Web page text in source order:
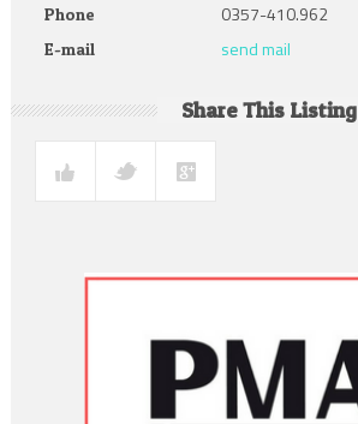
Phone 0357-410.962
E-mail send mail
Share This Listing